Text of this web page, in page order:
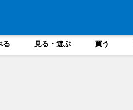
る 見る・遊ぶ 買う